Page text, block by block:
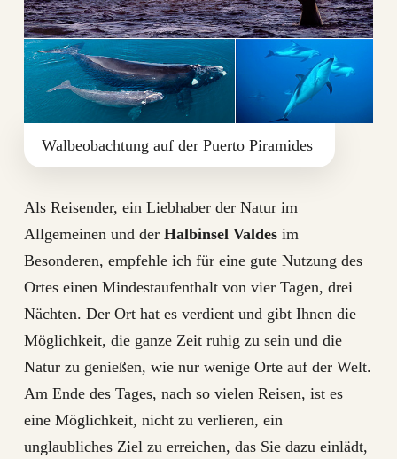
Walbeobachtung auf der Puerto Piramides
Als Reisender, ein Liebhaber der Natur im
Allgemeinen und der Halbinsel Valdesim
Besonderen, empfehle ich für eine gute Nutzung des
Ortes einen Mindestaufenthalt von vier Tagen, drei
Nächten. Der Ort hat es verdient und gibt Ihnen die
Möglichkeit, die ganze Zeit ruhig zu sein und die
Natur zu genießen, wie nur wenige Orte auf der Welt.
Am Ende des Tages, nach so vielen Reisen, ist es
eine Möglichkeit, nicht zu verlieren, ein
unglaubliches Ziel zu erreichen, das Sie dazu einlädt,